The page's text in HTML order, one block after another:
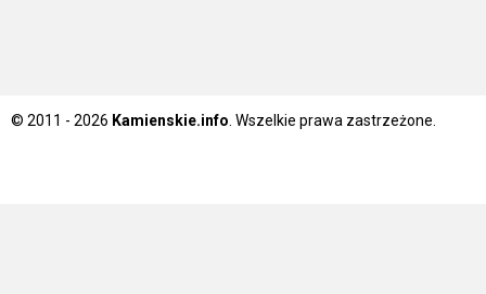
© 2011 - 2026 Kamienskie.info . Wszelkie prawa zastrzeżone.